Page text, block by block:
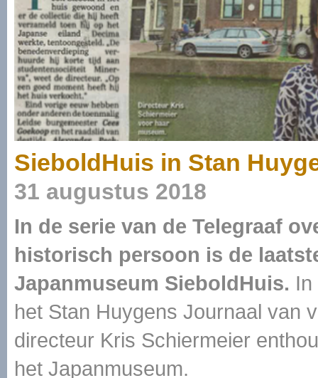
SieboldHuis in Stan
31 augustus 2018
In de serie van de Telegraaf
historisch persoon is de
Japanmuseum SieboldHuis.
het Stan Huygens Journaal van
directeur Kris Schiermeier
het Japanmuseum.